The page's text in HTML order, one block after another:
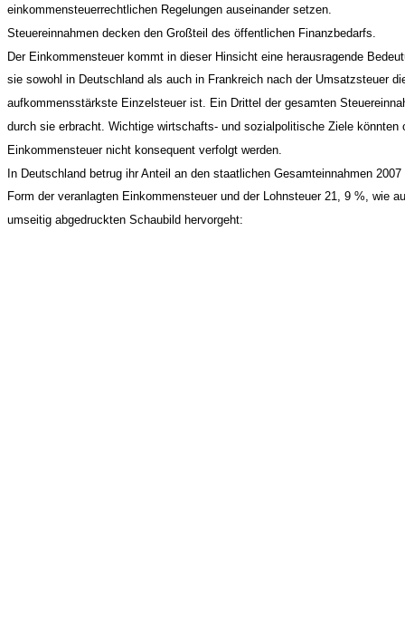
einkommensteuerrechtlichen Regelungen auseinander setzen.
Steuereinnahmen decken den Großteil des öffentlichen Finanzbedarfs.
Der Einkommensteuer kommt in dieser Hinsicht eine herausragende
sie sowohl in Deutschland als auch in Frankreich nach der Umsatzsteuer
aufkommensstärkste Einzelsteuer ist. Ein Drittel der gesamten
durch sie erbracht. Wichtige wirtschafts- und sozialpolitische Ziele könnten
Einkommensteuer nicht konsequent verfolgt werden.
In Deutschland betrug ihr Anteil an den staatlichen Gesamteinnahmen 2007
Form der veranlagten Einkommensteuer und der Lohnsteuer 21, 9 %, wie
umseitig abgedruckten Schaubild hervorgeht: